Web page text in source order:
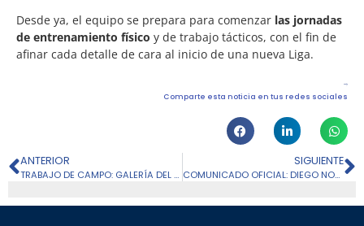
Desde ya, el equipo se prepara para comenzar las jornadas
de entrenamiento físico y de trabajo tácticos, con el fin de
afinar cada detalle de cara al inicio de una nueva Liga.
Comparte esta noticia en tus redes sociales
ANTERIOR
TRABAJO DE CAMPO: GALERÍA DEL INICIÓ DEL 2025-II
SIGUIENTE
COMUNICADO OFICIAL: DIEGO NOVOA